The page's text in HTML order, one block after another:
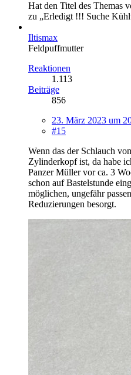
Hat den Titel des Themas
zu „Erledigt !!! Suche
Iltismax
Feldpuffmutter
Reaktionen
1.113
Beiträge
856
23. März 2023 um
#15
Wenn das der Schlauch
Zylinderkopf ist, da habe
Panzer Müller vor ca. 3
schon auf Bastelstunde
möglichen, ungefähr
Reduzierungen besorgt.